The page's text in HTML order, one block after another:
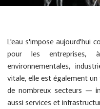
L'eau s'impose aujourd'hui
pour les entreprises,
environnementales,
vitale, elle est également
de nombreux secteurs —
aussi services et